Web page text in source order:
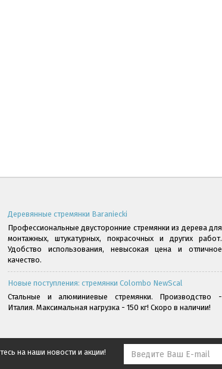
Деревянные стремянки Baraniecki
Профессиональные двусторонние стремянки из дерева для
монтажных, штукатурных, покрасочных и других работ.
Удобство использования, невысокая цена и отличное
качество.
Новые поступления: стремянки Colombo NewScal
Стальные и алюминиевые стремянки. Производство -
Италия. Максимальная нагрузка - 150 кг! Скоро в наличии!
на наши новости и акции!